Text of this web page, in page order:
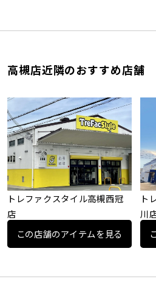
高槻店近隣のおすすめ店舗
トレファクスタイル高槻西冠
店
この店舗のアイテムを見る
ト
川